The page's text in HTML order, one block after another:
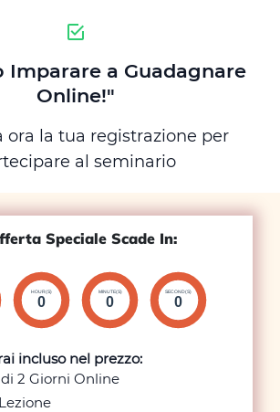
Imparare a Guadagnare
Online!"
ora la tua registrazione per
al seminario
Speciale Scade In:
HOUR(S)
0
MINUTE(S)
0
SECOND(S)
0
incluso nel prezzo:
2 Giorni Online